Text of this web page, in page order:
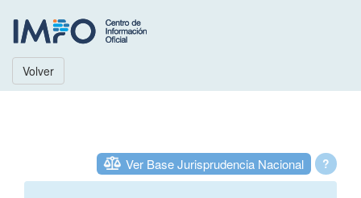
Volver
?
Ver Base Jurisprudencia Nacional